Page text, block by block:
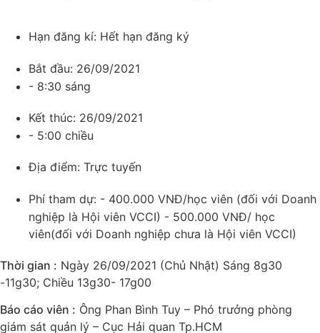
Hạn đăng kí: Hết hạn đăng ký
Bắt đầu: 26/09/2021
- 8:30 sáng
Kết thúc: 26/09/2021
- 5:00 chiều
Địa điểm: Trực tuyến
Phí tham dự: - 400.000 VNĐ/học viên (đối với Doanh
nghiệp là Hội viên VCCI) - 500.000 VNĐ/ học
viên(đối với Doanh nghiệp chưa là Hội viên VCCI)
Thời gian : Ngày 26/09/2021 (Chủ Nhật) Sáng 8g30
-11g30; Chiều 13g30- 17g00
Báo cáo viên : Ông Phan Bình Tuy – Phó trưởng phòng
giám sát quản lý – Cục Hải quan Tp.HCM